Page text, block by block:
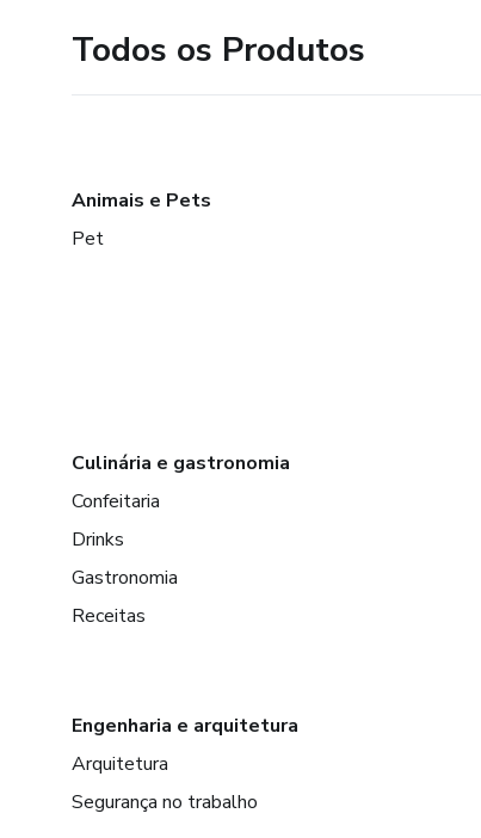
Todos os Produtos
Animais e Pets
Pet
Culinária e gastronomia
Confeitaria
Drinks
Gastronomia
Receitas
Engenharia e arquitetura
Arquitetura
Segurança no trabalho